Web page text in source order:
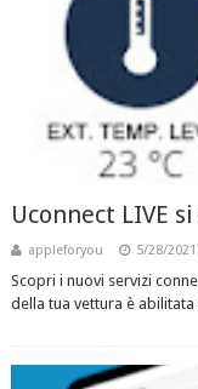
Uconnect LIVE
appleforyou 5/28/
Scopri i nuovi servizi
della tua vettura è abilitata